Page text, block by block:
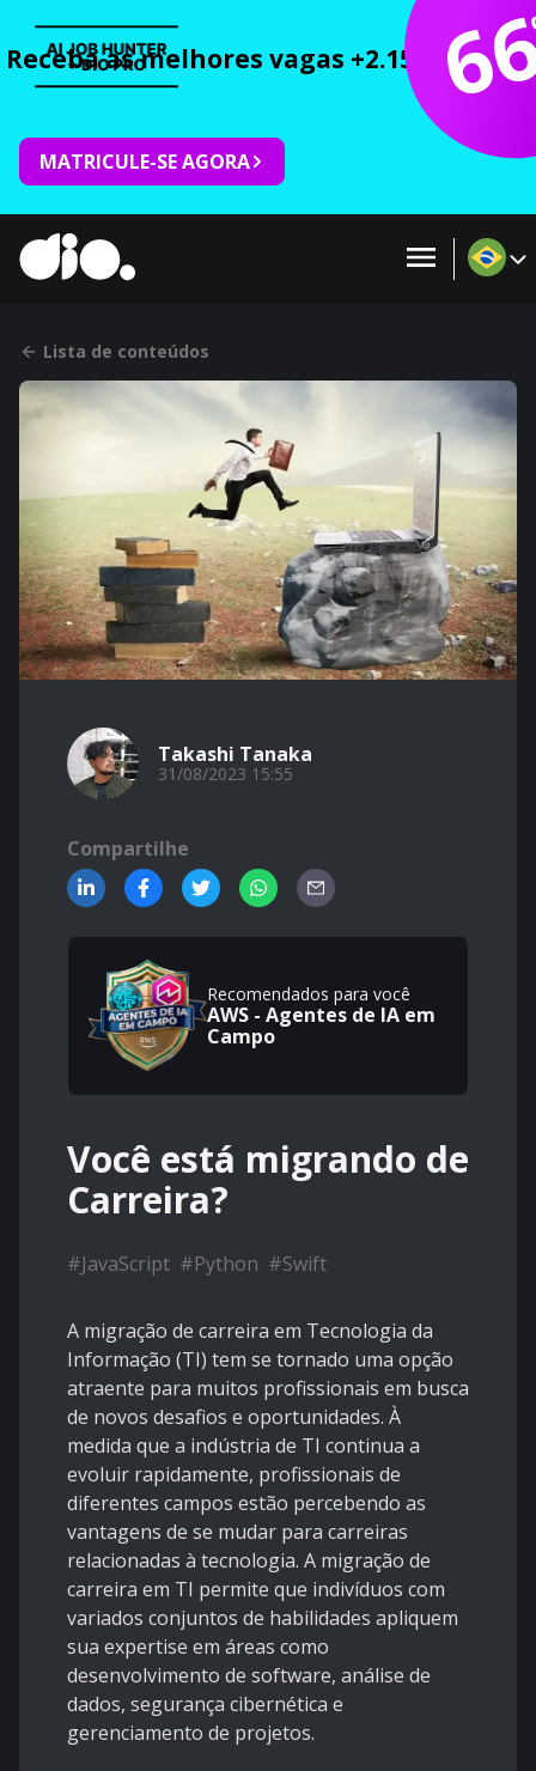
Receba as melhores vagas +2.150 cursos
MATRICULE-SE AGORA
Lista de conteúdos
Takashi Tanaka
31/08/2023 15:55
Compartilhe
Recomendados para você
AWS - Agentes de IA em
Campo
Você está migrando de
Carreira?
#JavaScript #Python #Swift
A migração de carreira em Tecnologia da
Informação (TI) tem se tornado uma opção
atraente para muitos profissionais em busca
de novos desafios e oportunidades. À
medida que a indústria de TI continua a
evoluir rapidamente, profissionais de
diferentes campos estão percebendo as
vantagens de se mudar para carreiras
relacionadas à tecnologia. A migração de
carreira em TI permite que indivíduos com
variados conjuntos de habilidades apliquem
sua expertise em áreas como
desenvolvimento de software, análise de
dados, segurança cibernética e
gerenciamento de projetos.